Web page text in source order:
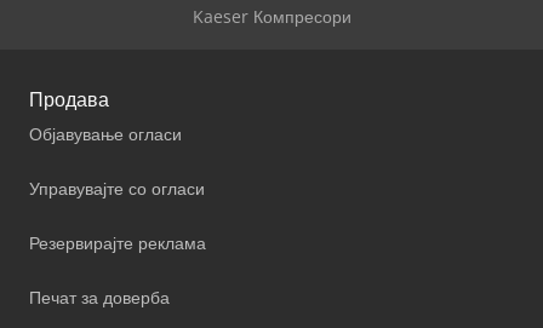
Kaeser Компресори
Продава
Објавување огласи
Управувајте со огласи
Резервирајте реклама
Печат за доверба